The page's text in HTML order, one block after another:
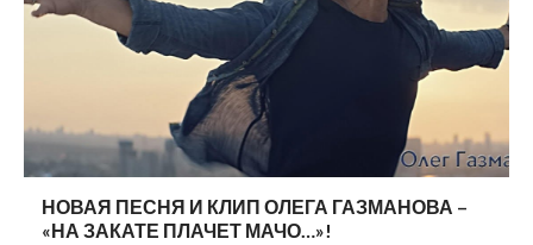
НОВАЯ ПЕСНЯ И КЛИП ОЛЕГА ГАЗМАНОВА –
«НА ЗАКАТЕ ПЛАЧЕТ МАЧО…»!